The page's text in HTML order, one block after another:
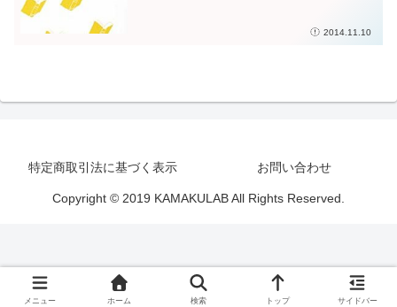
2014.11.10
特定商取引法に基づく表示 お問い合わせ
Copyright © 2019 KAMAKULAB All Rights Reserved.
メニュー ホーム 検索 トップ サイドバー